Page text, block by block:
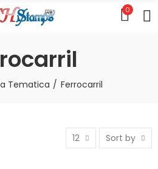
0
Tematica Ferrocarril
12 Sort by